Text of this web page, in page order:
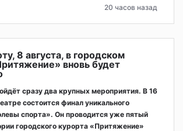
20 часов назад
8 августа, в городском
вновь будет
сразу два крупных мероприятия. В 16
состоится финал уникального
спорта». Он проводится уже пятый
городского курорта «Притяжение»